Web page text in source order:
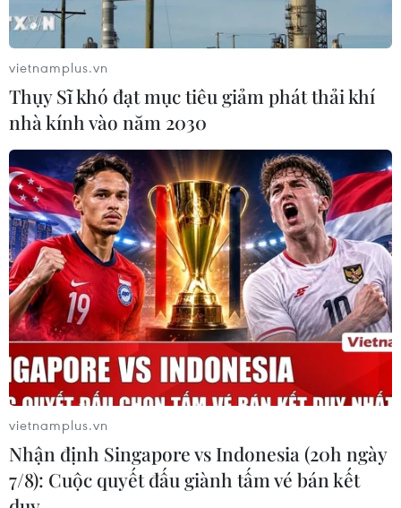
Đến trưa ngày 25/5 Hà Nội ghi nhận 26 ca
bệnh liên quan BN Công ty T&T
25/05/2021 05:31
Tính đến thời điểm hiện tại, chùm ca bệnh COVID-19
liên quan đến Khu đô thị Times City và Công ty T&T đã
có 26 bệnh nhân trên địa bàn 10 quận, huyện.
vietnamplus.vn
Thụy Sĩ khó đạt mục tiêu giảm phát thải khí
nhà kính vào năm 2030
vietnamplus.vn
Nhận định Singapore vs Indonesia (20h ngày
7/8): Cuộc quyết đấu giành tấm vé bán kết